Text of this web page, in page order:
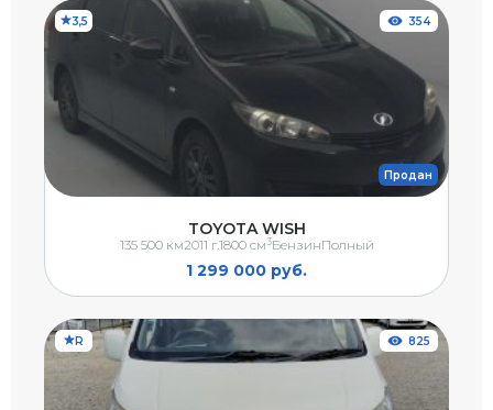
3,5
Продан
354
TOYOTA WISH
1 299 000 руб.
135 500 км2011 г.1800 см3БензинПолный
R 825